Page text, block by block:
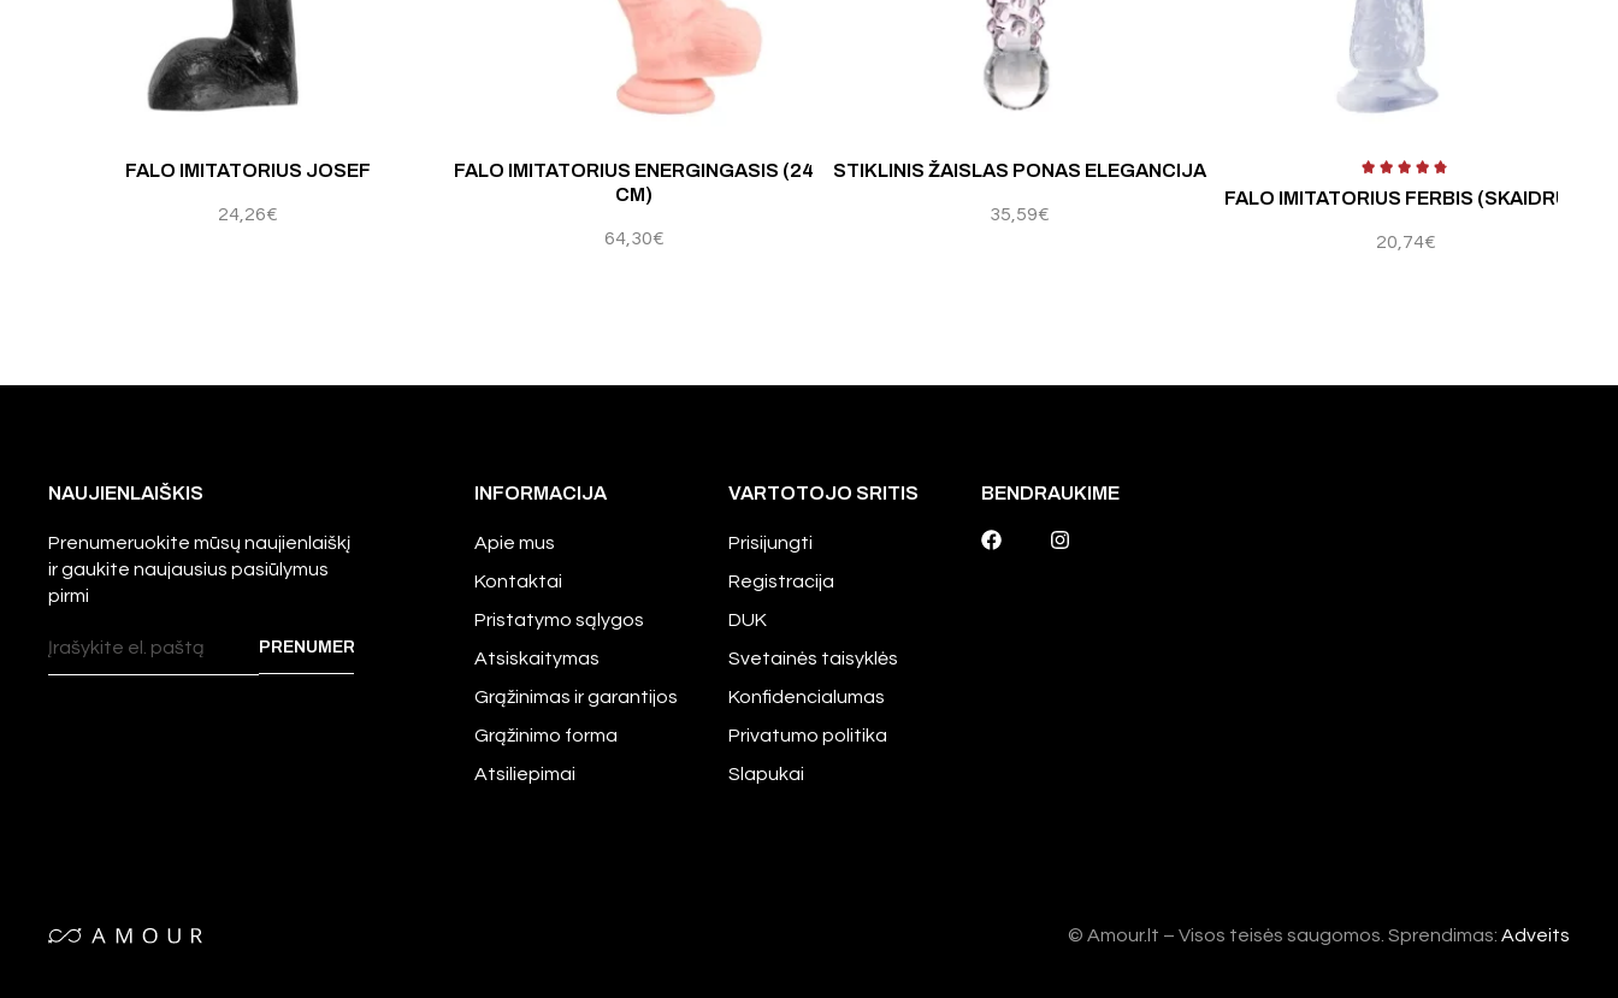
FALO IMITATORIUS JOSEF
24,26€
FALO IMITATORIUS ENERGINGASIS (24
CM)
64,30€
STIKLINIS ŽAISLAS PONAS ELEGANCIJA
35,59€
FALO IMITATORIUS FERBIS (SKAIDRUS)
20,74€
Įvertinimas: 4.50iš 5
NAUJIENLAIŠKIS
Prenumeruokite mūsų naujienlaiškį
ir gaukite naujausius pasiūlymus
pirmi
INFORMACIJA
Apie mus
Kontaktai
Pristatymo sąlygos
Atsiskaitymas
Grąžinimas ir garantijos
Grąžinimo forma
Atsiliepimai
VARTOTOJO SRITIS
Prisijungti
Registracija
DUK
Svetainės taisyklės
Konfidencialumas
Privatumo politika
Slapukai
BENDRAUKIME
© Amour.lt – Visos teisės saugomos. Sprendimas: Adveits